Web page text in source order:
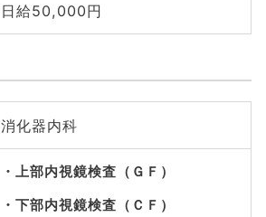
日給50,000円
消化器内科
上部内視鏡検査（ＧＦ）
下部内視鏡検査（ＣＦ）